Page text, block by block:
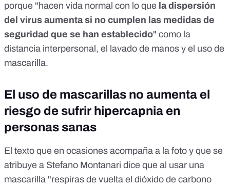
porque "hacen vida normal con lo que la dispersión
del virus aumenta si no cumplen las medidas de
seguridad que se han establecido" como la
distancia interpersonal, el lavado de manos y el uso de
mascarilla.
El uso de mascarillas no aumenta el
riesgo de sufrir hipercapnia en
personas sanas
El texto que en ocasiones acompaña a la foto y que se
atribuye a Stefano Montanari dice que al usar una
mascarilla "respiras de vuelta el dióxido de carbono